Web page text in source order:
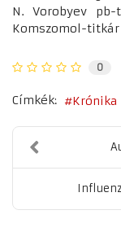
N. Vorobyev
Komszomol-
0
Címkék: Krónika